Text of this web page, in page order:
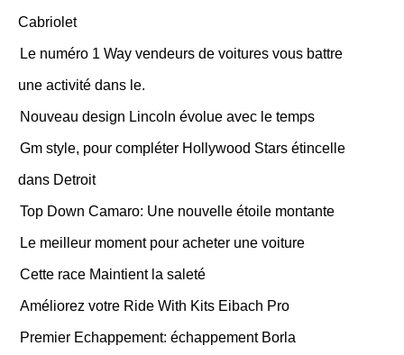
Cabriolet
Le numéro 1 Way vendeurs de voitures vous battre
une activité dans le.
Nouveau design Lincoln évolue avec le temps
Gm style, pour compléter Hollywood Stars étincelle
dans Detroit
Top Down Camaro: Une nouvelle étoile montante
Le meilleur moment pour acheter une voiture
Cette race Maintient la saleté
Améliorez votre Ride With Kits Eibach Pro
Premier Echappement: échappement Borla